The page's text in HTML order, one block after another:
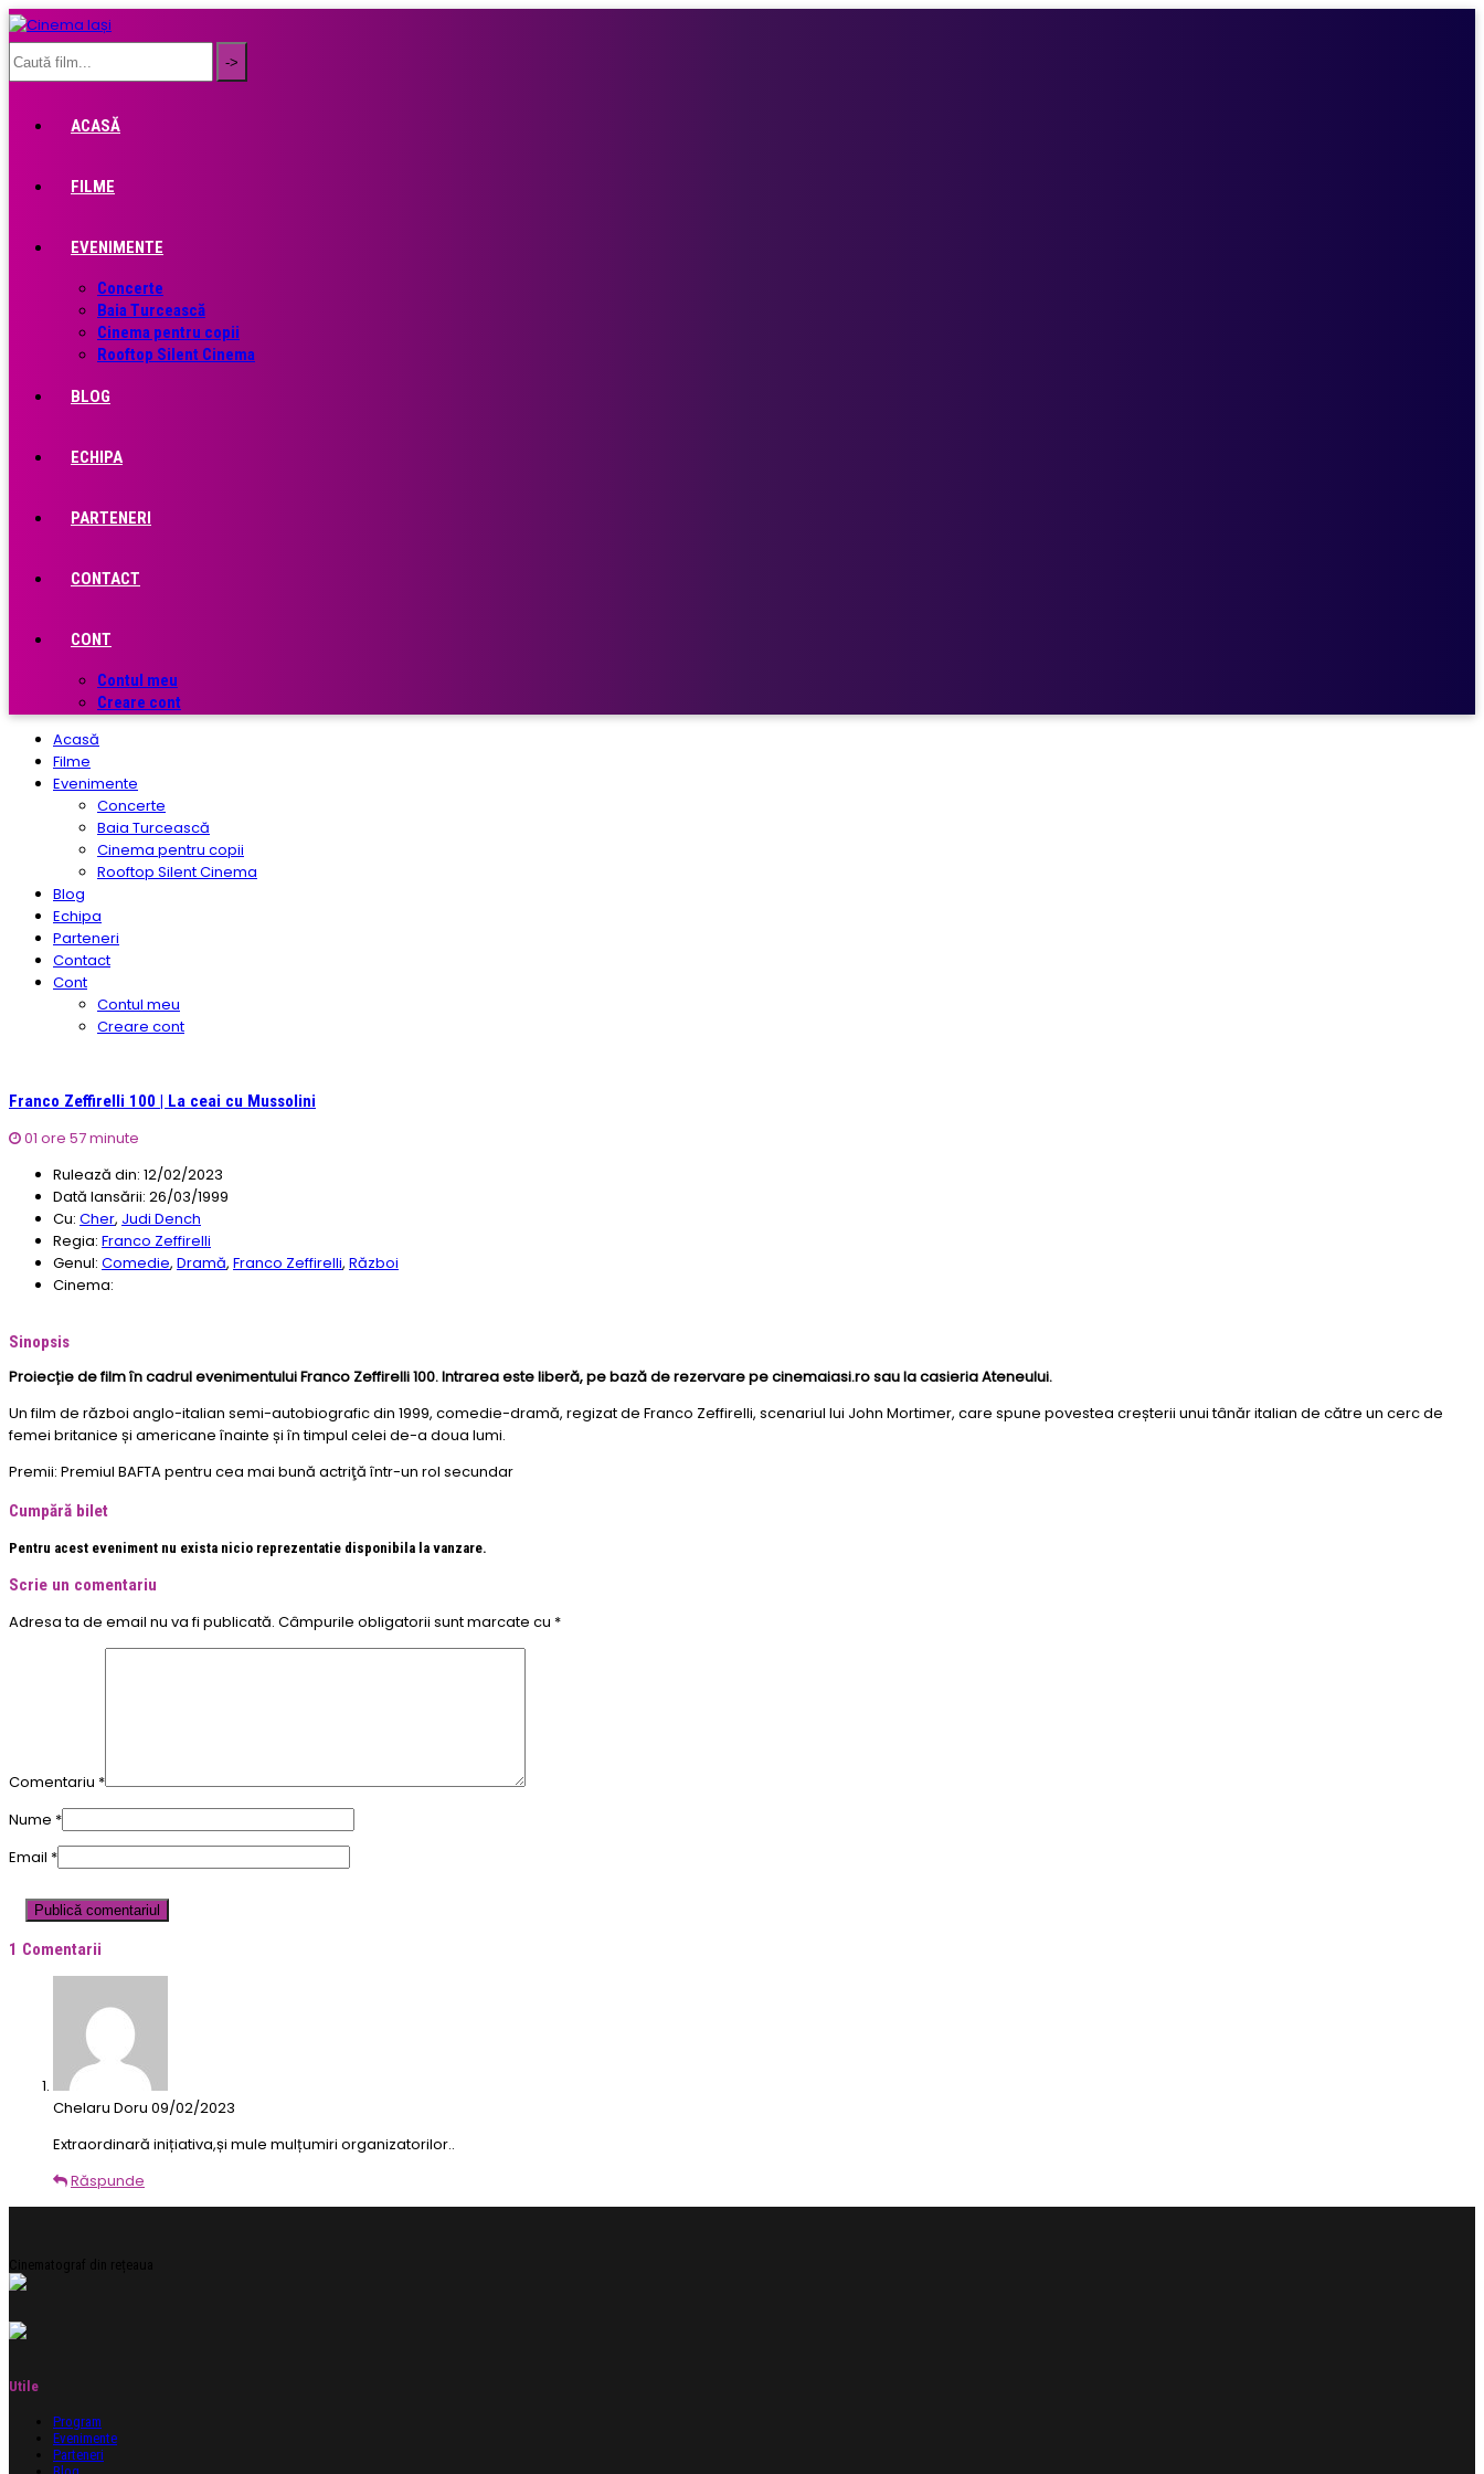
ACASĂ
FILME
EVENIMENTE
Concerte
Baia Turcească
Cinema pentru copii
Rooftop Silent Cinema
BLOG
ECHIPA
PARTENERI
CONTACT
CONT
Contul meu
Creare cont
Acasă
Filme
Evenimente
Concerte
Baia Turcească
Cinema pentru copii
Rooftop Silent Cinema
Blog
Echipa
Parteneri
Contact
Cont
Contul meu
Creare cont
Franco Zeffirelli 100 | La ceai cu Mussolini
01 ore 57 minute
Rulează din: 12/02/2023
Dată lansării: 26/03/1999
Cu: Cher, Judi Dench
Regia: Franco Zeffirelli
Genul: Comedie, Dramă, Franco Zeffirelli, Război
Cinema:
Sinopsis
Proiecție de film în cadrul evenimentului Franco Zeffirelli 100. Intrarea este liberă, pe bază de rezervare pe cinemaiasi.ro sau la casieria Ateneului.
Un film de război anglo-italian semi-autobiografic din 1999, comedie-dramă, regizat de Franco Zeffirelli, scenariul lui John Mortimer, care spune povestea creșterii unui tânăr italian de către un cerc de
femei britanice și americane înainte și în timpul celei de-a doua lumi.
Premii: Premiul BAFTA pentru cea mai bună actriţă într-un rol secundar
Cumpără bilet
Pentru acest eveniment nu exista nicio reprezentatie disponibila la vanzare.
Scrie un comentariu
Adresa ta de email nu va fi publicată. Câmpurile obligatorii sunt marcate cu *
Comentariu *
Nume *
Email *
1 Comentarii
Chelaru Doru 09/02/2023
Extraordinară inițiativa,și mule mulțumiri organizatorilor..
Răspunde
Cinematograf din rețeaua
Utile
Program
Evenimente
Parteneri